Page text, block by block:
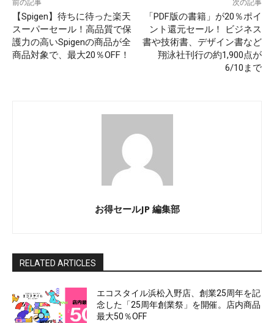
前の記事
【Spigen】待ちに待った楽天
スーパーセール！高品質で保
護力の高いSpigenの商品が全
商品対象で、最大20％OFF！
次の記事
「PDF版の書籍」が20％ポイ
ント還元セール！ ビジネス
書や技術書、デザイン書など
翔泳社刊行の約1,900点が
6/10まで
お得セールJP 編集部
RELATED ARTICLES
エコスタイル浜松入野店、創業25周年を記
念した「25周年創業祭」を開催。店内商品
最大50％OFF